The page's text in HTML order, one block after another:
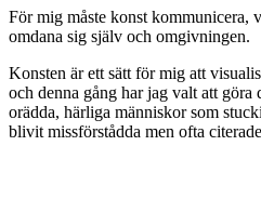
För mig måste konst kommunicera,
omdana sig själv och omgivningen.
Konsten är ett sätt för mig att
och denna gång har jag valt att göra
orädda, härliga människor som
blivit missförstådda men ofta